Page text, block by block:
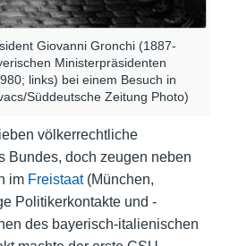
Giovanni Gronchi (1887-
Ministerpräsidenten
links) bei einem Besuch in
Süddeutsche Zeitung Photo)
völkerrechtliche
Bundes, doch zeugen neben
im Freistaat(München,
Politikerkontakte und -
des bayerisch-italienischen